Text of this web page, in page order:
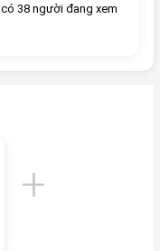
có 38 người đang xem